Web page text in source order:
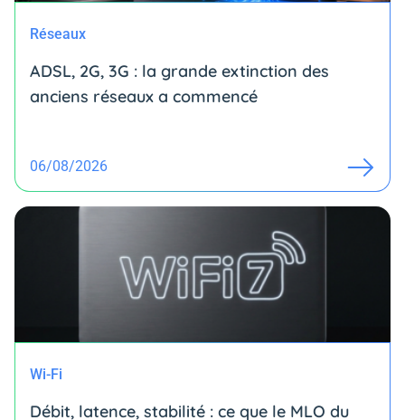
Réseaux
ADSL, 2G, 3G : la grande extinction des
anciens réseaux a commencé
06/08/2026
Wi-Fi
Débit, latence, stabilité : ce que le MLO du